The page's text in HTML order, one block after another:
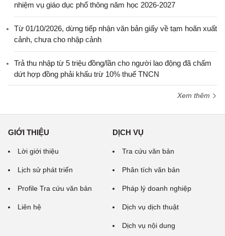
nhiệm vụ giáo dục phổ thông năm học 2026-2027
Từ 01/10/2026, dừng tiếp nhận văn bản giấy về tạm hoãn xuất
cảnh, chưa cho nhập cảnh
Trả thu nhập từ 5 triệu đồng/lần cho người lao động đã chấm
dứt hợp đồng phải khấu trừ 10% thuế TNCN
Xem thêm
GIỚI THIỆU
Lời giới thiệu
Lịch sử phát triển
Profile Tra cứu văn bản
Liên hệ
DỊCH VỤ
Tra cứu văn bản
Phân tích văn bản
Pháp lý doanh nghiệp
Dịch vụ dịch thuật
Dịch vụ nội dung